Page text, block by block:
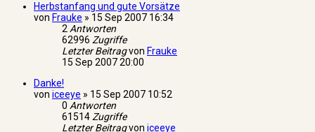
Herbstanfang und gute Vorsätze
von Frauke » 15 Sep 2007 16:34
2Antworten
62996 Zugriffe
Letzter Beitragvon Frauke
15 Sep 2007 20:00
Danke!
von iceeye » 15 Sep 2007 10:52
0 Antworten
61514Zugriffe
Letzter Beitragvon iceeye